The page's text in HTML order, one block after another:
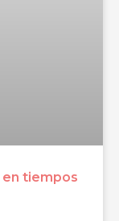
tiempos